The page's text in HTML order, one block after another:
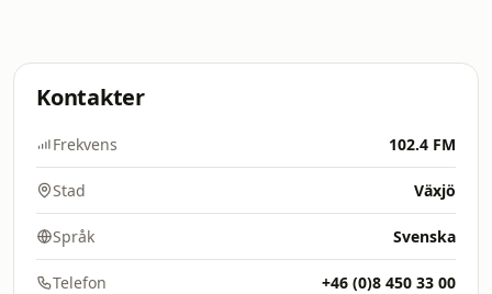
Kontakter
Frekvens 102.4 FM
Stad Växjö
Språk Svenska
Telefon +46 (0)8 450 33 00